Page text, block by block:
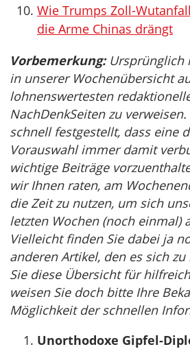
Wie Trumps Zoll-
die Arme Chinas drängt
Vorbemerkung:Ursprünglich
in unserer Wochenübersicht
lohnenswertesten
NachDenkSeiten zu
schnell festgestellt, dass eine
Vorauswahl immer damit
wichtige Beiträge
wir Ihnen raten, am
die Zeit zu nutzen, um sich
letzten Wochen (noch einmal)
Vielleicht finden Sie dabei ja
anderen Artikel, den es sich
Sie diese Übersicht für
weisen Sie doch bitte Ihre
Möglichkeit der schnellen
Unorthodoxe Gipfel-